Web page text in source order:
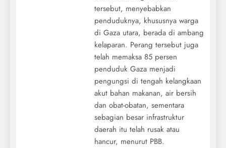
tersebut, menyebabkan
penduduknya, khususnya warga
di Gaza utara, berada di ambang
kelaparan. Perang tersebut juga
telah memaksa 85 persen
penduduk Gaza menjadi
pengungsi di tengah kelangkaan
akut bahan makanan, air bersih
dan obat-obatan, sementara
sebagian besar infrastruktur
daerah itu telah rusak atau
hancur, menurut PBB.